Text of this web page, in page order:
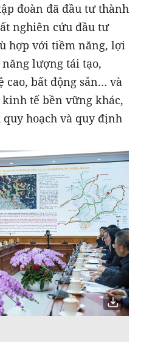
đoàn đã đầu tư thành
nghiên cứu đầu tư
hợp với tiềm năng, lợi
lượng tái tạo,
cao, bất động sản… và
tế bền vững khác,
hoạch và quy định